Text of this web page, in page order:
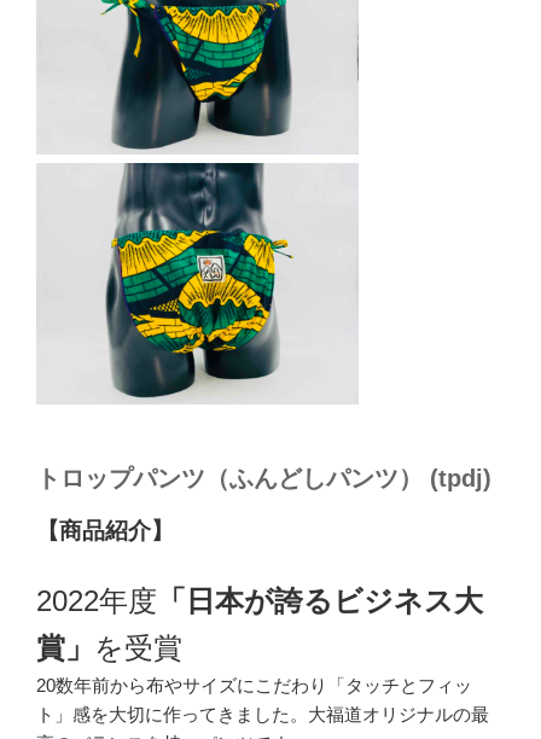
トロップパンツ（ふんどしパンツ） (tpdj)
【商品紹介】
2022年度 「日本が誇るビジネス大
賞」 を受賞
20数年前から布やサイズにこだわり「タッチとフィッ
ト」感を大切に作ってきました。大福道オリジナルの最